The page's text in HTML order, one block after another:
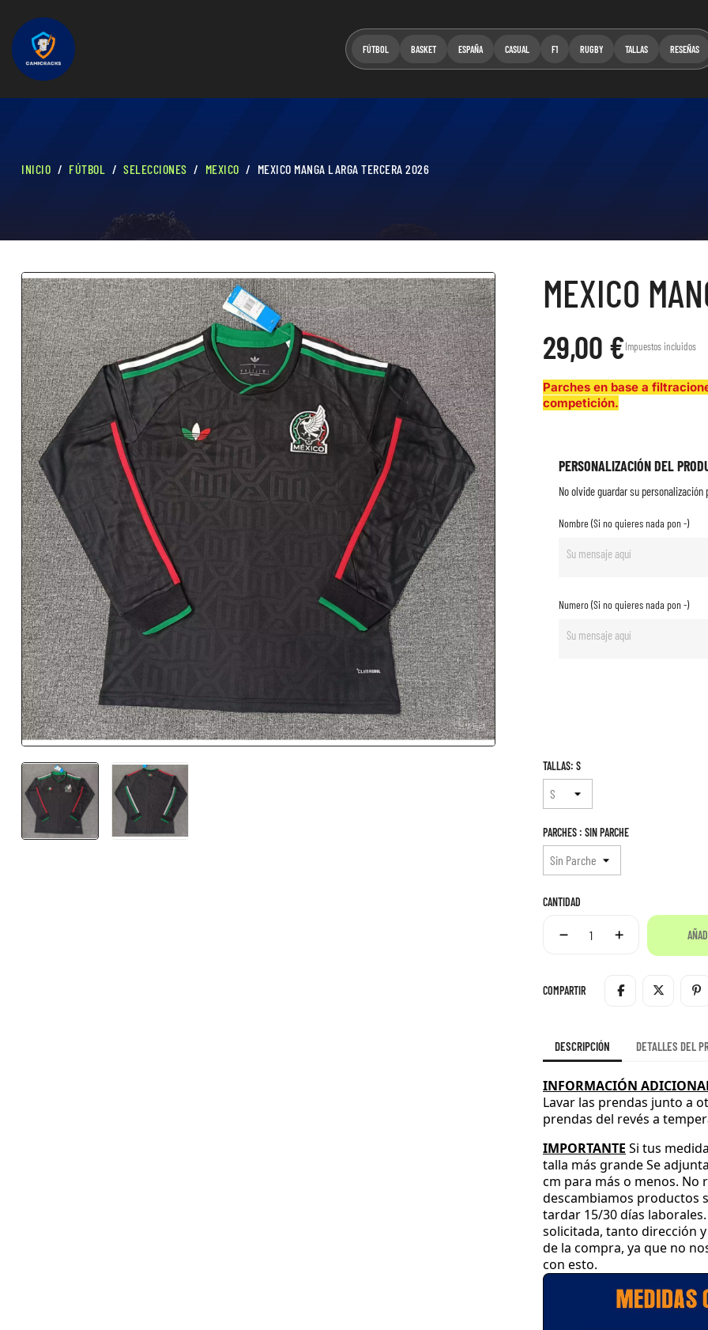
FÚTBOL BASKET ESPAÑA CASUAL F1 RUGBY TALLAS RESEÑAS
INICIO FÚTBOL SELECCIONES MEXICO MEXICO MANGA LARGA TERCERA 2026
MEXICO
29,00 €Impuestos incluidos
Parches en base a
competición.
PERSONALIZACIÓN DEL
No olvide guardar su
Nombre (Si no quieres nada pon -)
Numero (Si no quieres nada pon -)
TALLAS: S
PARCHES : SIN PARCHE
CANTIDAD
COMPARTIR
DESCRIPCIÓN DETALLES DEL
INFORMACIÓN
Lavar las prendas junto a
prendas del revés a
IMPORTANTE Si tus
talla más grandeSe
cm para más o menos. No
descambiamos productos
tardar 15/30 días laborales.
solicitada, tanto dirección
de la compra, ya que no
con esto.